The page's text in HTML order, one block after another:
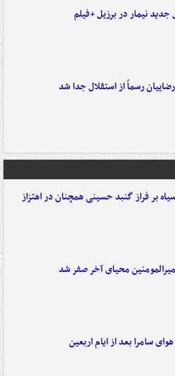
نیمار در برزیل +فیلم
رسماً از استقلال جدا شد
بر فراز گنبد حسینی همچنان در اهتزاز
محیای آخر صفر شد
سامرا بعد از ایام اربعین